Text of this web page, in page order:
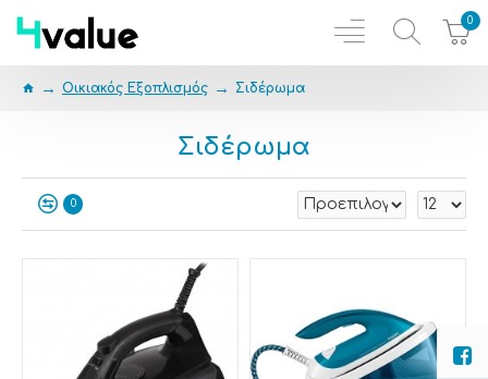
0
Οικιακός Εξοπλισμός Σιδέρωμα
Σιδέρωμα
0